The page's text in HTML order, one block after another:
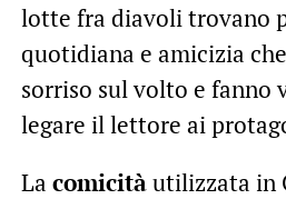
lotte fra diavoli trovano
quotidiana e amicizia
sorriso sul volto e fanno
legare il lettore ai
La comicitàutilizzata in